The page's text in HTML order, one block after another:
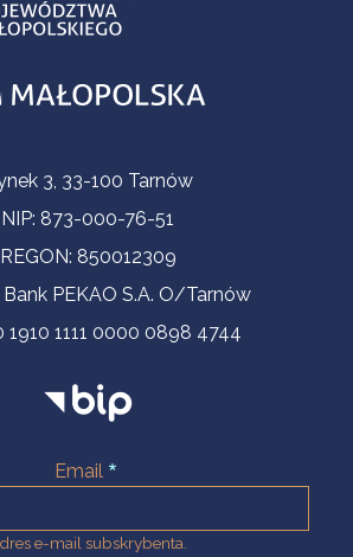
3, 33-100 Tarnów
NIP: 873-000-76-51
REGON: 850012309
PEKAO S.A. O/Tarnów
1910 1111 0000 0898 4744
Email
e-mail subskrybenta.